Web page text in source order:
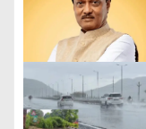
o
n